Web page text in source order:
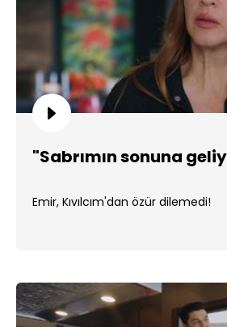
"Sabrımın sonuna
Emir, Kıvılcım'dan özür dilemedi!